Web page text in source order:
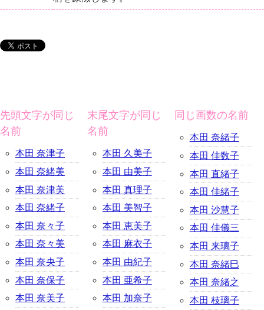
先頭文字が同じ
名前
本田 奈津子
本田 奈緒美
本田 奈津美
本田 奈緒子
本田 奈々子
本田 奈々美
本田 奈央子
本田 奈保子
本田 奈美子
末尾文字が同じ
名前
本田 久美子
本田 由美子
本田 真理子
本田 美智子
本田 恵美子
本田 麻衣子
本田 由紀子
本田 亜希子
本田 加奈子
同じ画数の名前
本田 奈緒子
本田 佳数子
本田 直緒子
本田 佳緒子
本田 沙慧子
本田 佳儀三
本田 来璃子
本田 奈緒巳
本田 奈緒之
本田 枝璃子